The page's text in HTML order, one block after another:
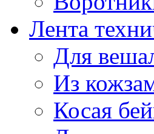
Лента
Для
Из
Косая